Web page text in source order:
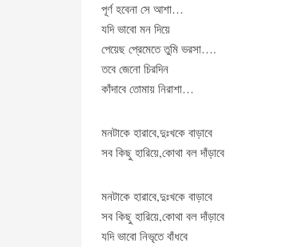
পূর্ণ হবেনা সে আশা…
যদি ভাবো মন দিয়ে
পেয়েছ প্রেমেতে তুমি ভরসা….
তবে জেনো চিরদিন
কাঁদাবে তোমায় নিরাশা…
মনটাকে হারাবে,দুঃখকে বাড়াবে
সব কিছু হারিয়ে,কোথা বল দাঁড়াবে
মনটাকে হারাবে,দুঃখকে বাড়াবে
সব কিছু হারিয়ে,কোথা বল দাঁড়াবে
যদি ভাবো নিভৃতে বাঁধবে